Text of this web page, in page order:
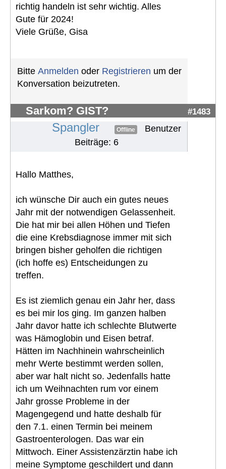
richtig handeln ist sehr wichtig. Alles
Gute für 2024!
Viele Grüße, Gisa
Bitte Anmelden oder Registrieren um der
Konversation beizutreten.
Sarkom? GIST? #1483
Spangler Offline
Benutzer
Beiträge: 6
Hallo Matthes,
ich wünsche Dir auch ein gutes neues
Jahr mit der notwendigen Gelassenheit.
Die hat mir bei allen Höhen und Tiefen
die eine Krebsdiagnose immer mit sich
bringen bisher geholfen die richtigen
(ich hoffe es) Entscheidungen zu
treffen.
Es ist ziemlich genau ein Jahr her, dass
es bei mir los ging. Im ganzen halben
Jahr davor hatte ich schlechte Blutwerte
was Hämoglobin und Eisen betraf.
Hätten im Nachhinein wahrscheinlich
mehr Werte bestimmt werden sollen,
aber war halt nicht so. Jedenfalls hatte
ich um Weihnachten rum vor einem
Jahr grosse Probleme in der
Magengegend und hatte deshalb für
den 7.1. einen Termin bei meinem
Gastroenterologen. Das war ein
Mittwoch. Einer Assistenzärztin habe ich
meine Symptome geschildert und dann